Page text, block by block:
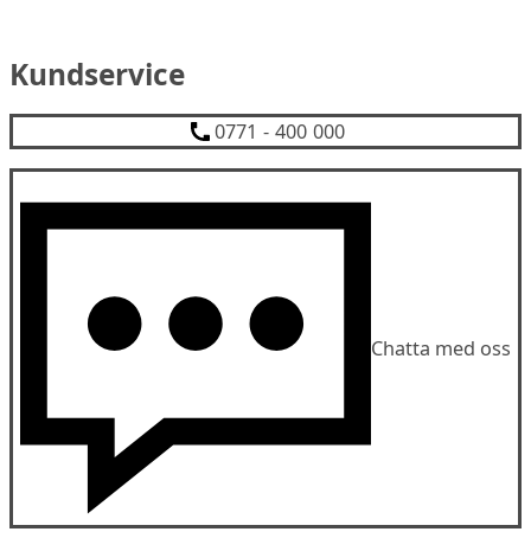
Kundservice
0771 - 400 000
Chatta med oss